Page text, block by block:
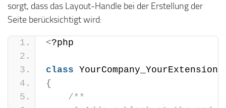
sorgt, dass das Layout-Handle bei der Erstellung der
Seite berücksichtigt wird:
<?php
class
{
/**